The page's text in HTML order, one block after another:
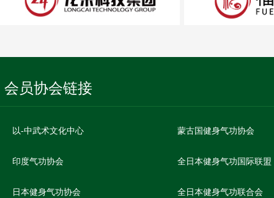
会员协会链接
以-中武术文化中心 蒙古国健身气功协会
印度气功协会 全日本健身气功国际联盟
日本健身气功协会 全日本健身气功联合会